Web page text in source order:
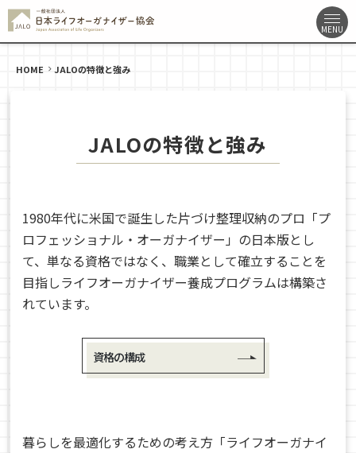
HOME JALOの特徴と強み
JALOの特徴と強み
1980年代に米国で誕生した片づけ整理収納のプロ「プ
ロフェッショナル・オーガナイザー」の日本版とし
て、単なる資格ではなく、職業として確立することを
目指しライフオーガナイザー養成プログラムは構築さ
れています。
資格の構成
暮らしを最適化するための考え方「ライフオーガナイ